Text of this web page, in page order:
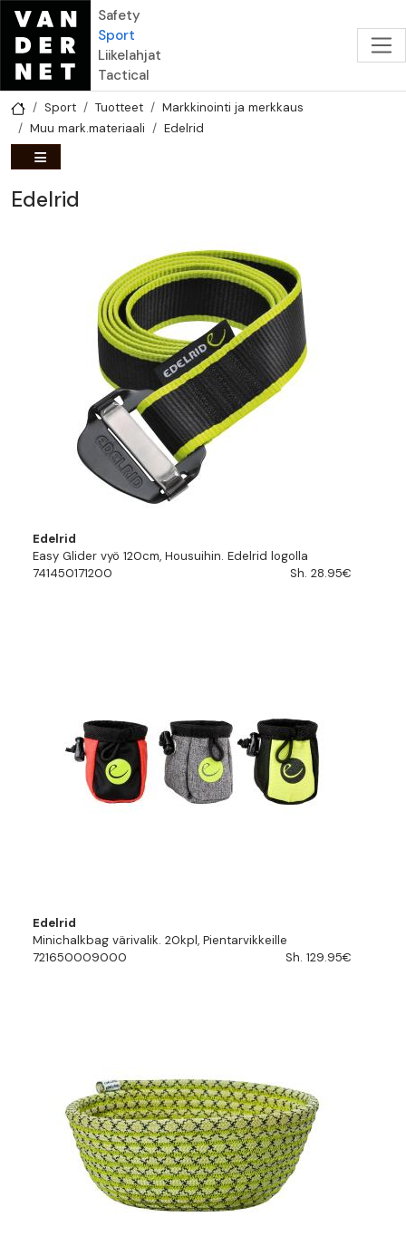
Hyppää pääsisältöön
Safety
Sport
Liikelahjat
Tactical
Sport Tuotteet
Markkinointi ja merkkaus
Muu mark.materiaali
Edelrid
Edelrid
Edelrid
Easy Glider vyö 120cm, Housuihin. Edelrid logolla
741450171200
Sh. 28.95€
Edelrid
Minichalkbag värivalik. 20kpl, Pientarvikkeille
721650009000
Sh. 129.95€